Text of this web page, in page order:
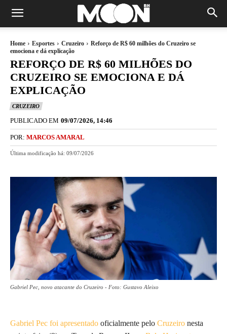
Home Esportes Cruzeiro
Reforço de R$ 60 milhões do Cruzeiro se
emociona e dá explicação
REFORÇO DE R$ 60 MILHÕES DO
CRUZEIRO SE EMOCIONA E DÁ
EXPLICAÇÃO
CRUZEIRO
PUBLICADO EM 09/07/2026, 14:46
POR: MARCOS AMARAL
Última modificação há: 09/07/2026
Gabriel Pec, novo atacante do Cruzeiro - Foto: Gustavo Aleixo
Gabriel Pec foi apresentado oficialmente pelo Cruzeiro nesta